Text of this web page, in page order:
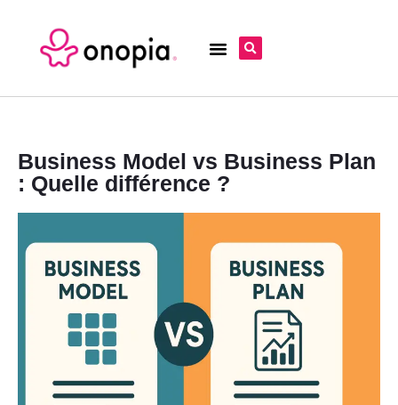
Business Model vs Business Plan
: Quelle différence ?